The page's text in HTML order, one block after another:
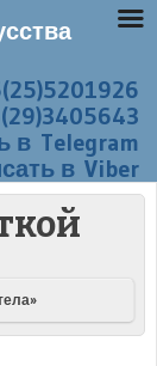
в Telegram
в Viber